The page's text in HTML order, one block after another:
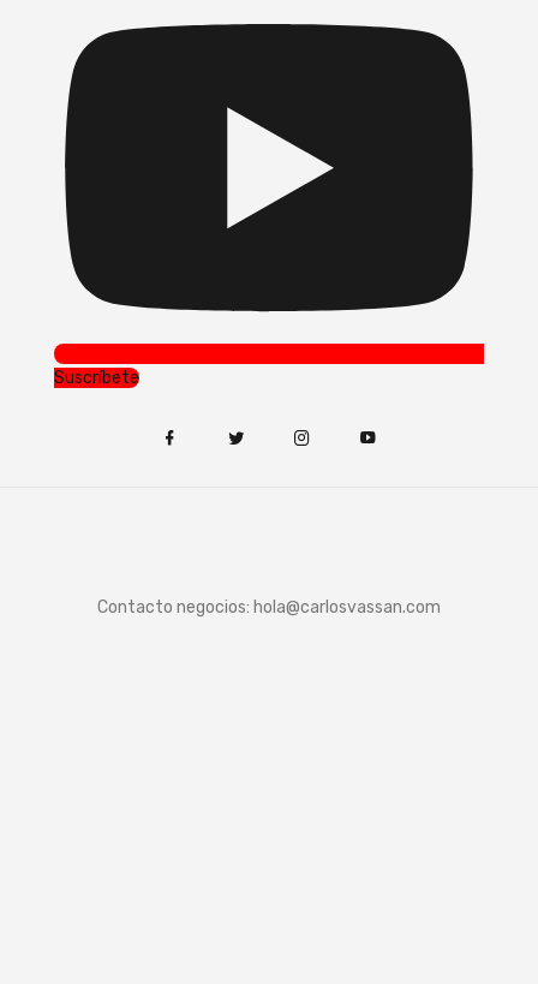
Suscríbete
Contacto negocios: hola@carlosvassan.com